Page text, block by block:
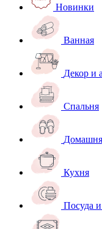
Новинки
Ванная
Декор и
Спальня
Кухня
Посуда